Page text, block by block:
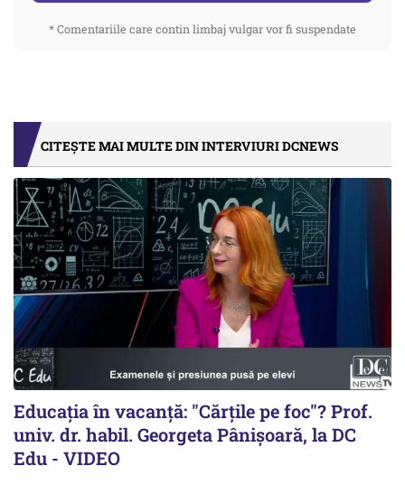
* Comentariile care contin limbaj vulgar vor fi suspendate
CITEȘTE MAI MULTE DIN INTERVIURI DCNEWS
Educația în vacanță: "Cărțile pe foc"? Prof.
univ. dr. habil. Georgeta Pânișoară, la DC
Edu - VIDEO